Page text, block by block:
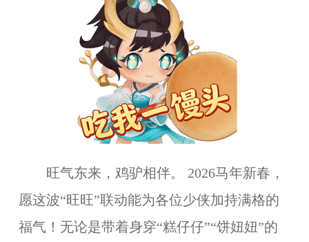
旺气东来，鸡驴相伴。 2026马年新春，
愿这波“旺旺”联动能为各位少侠加持满格的
福气！无论是带着身穿“糕仔仔”“饼妞妞”的